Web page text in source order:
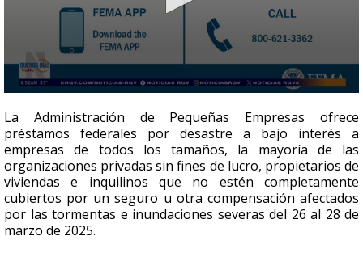
seconds
of
6
minutes,
2
seconds
La Administración de Pequeñas Empresas ofrece
préstamos federales por desastre a bajo interés a
empresas de todos los tamaños, la mayoría de las
organizaciones privadas sin fines de lucro, propietarios de
viviendas e inquilinos que no estén completamente
cubiertos por un seguro u otra compensación afectados
por las tormentas e inundaciones severas del 26 al 28 de
marzo de 2025.